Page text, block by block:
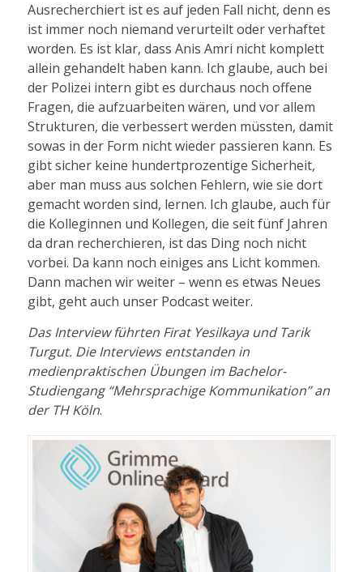
Ausrecherchiert ist es auf jeden Fall nicht, denn es
ist immer noch niemand verurteilt oder verhaftet
worden. Es ist klar, dass Anis Amri nicht komplett
allein gehandelt haben kann. Ich glaube, auch bei
der Polizei intern gibt es durchaus noch offene
Fragen, die aufzuarbeiten wären, und vor allem
Strukturen, die verbessert werden müssten, damit
sowas in der Form nicht wieder passieren kann. Es
gibt sicher keine hundertprozentige Sicherheit,
aber man muss aus solchen Fehlern, wie sie dort
gemacht worden sind, lernen. Ich glaube, auch für
die Kolleginnen und Kollegen, die seit fünf Jahren
da dran recherchieren, ist das Ding noch nicht
vorbei. Da kann noch einiges ans Licht kommen.
Dann machen wir weiter – wenn es etwas Neues
gibt, geht auch unser Podcast weiter.
Das Interview führten Firat Yesilkaya und Tarik
Turgut. Die Interviews entstanden in
medienpraktischen Übungen im Bachelor-
Studiengang “Mehrsprachige Kommunikation” an
der TH Köln.